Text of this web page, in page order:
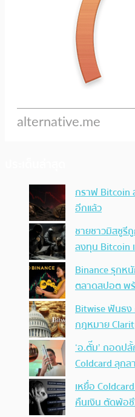
กราฟ Bitcoin
อีกแล้ว
ชายชาวมิสซูรี
ลงทุน Bitcoin
Binance รุกห
ตลาดสปอต พ
Bitwise ฟันธง
กฎหมาย
‘อ.ตั๊ม’ ถอดป
Coldcard ลุก
เหยื่อ
คืนเงิน ตัดพ้อ